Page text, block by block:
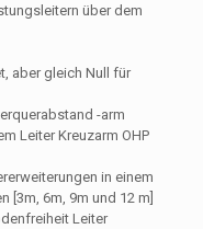
über dem
aber gleich Null für
-arm
Leiter Kreuzarm OHP
in einem
[3m, 6m, 9m und 12 m]
Leiter